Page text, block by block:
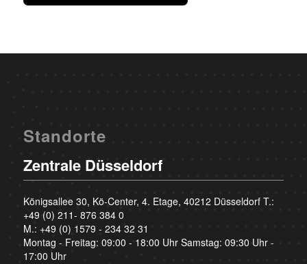
Standorte
Zentrale Düsseldorf
Königsallee 30, Kö-Center, 4. Etage, 40212 Düsseldorf T.:
+49 (0) 211- 876 384 0
M.: +49 (0) 1579 - 234 32 31
Montag - Freitag: 09:00 - 18:00 Uhr Samstag: 09:30 Uhr -
17:00 Uhr